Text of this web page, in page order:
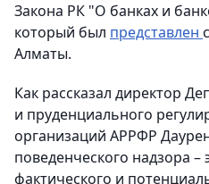
Закона РК "О банках и
который был представлен
Алматы.
Как рассказал директор
и пруденциального
организаций АРРФР
поведенческого надзора
фактического и